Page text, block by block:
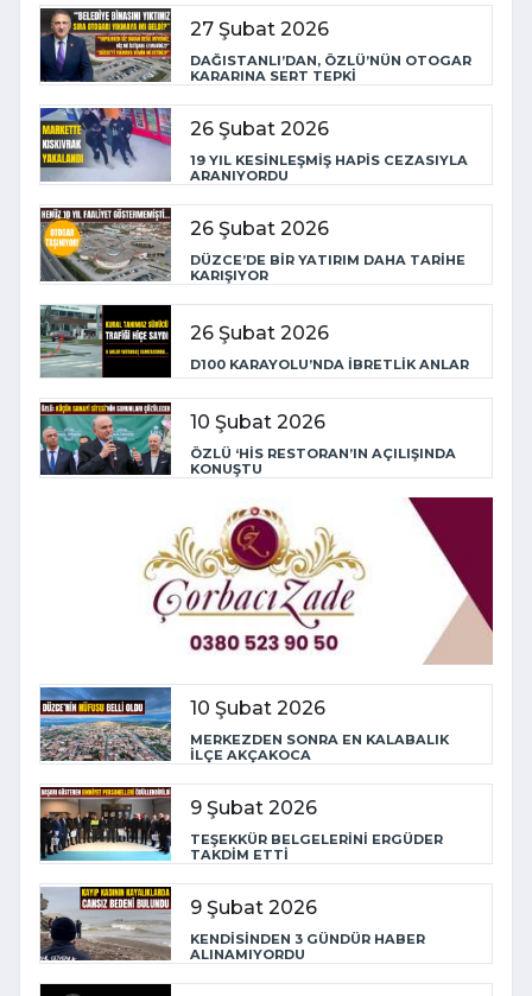
27 Şubat 2026
DAĞISTANLI’DAN, ÖZLÜ’NÜN OTOGAR
KARARINA SERT TEPKİ
26 Şubat 2026
19 YIL KESİNLEŞMİŞ HAPİS CEZASIYLA
ARANIYORDU
26 Şubat 2026
DÜZCE’DE BİR YATIRIM DAHA TARİHE
KARIŞIYOR
26 Şubat 2026
D100 KARAYOLU’NDA İBRETLİK ANLAR
10 Şubat 2026
ÖZLÜ ‘HİS RESTORAN’IN AÇILIŞINDA
KONUŞTU
10 Şubat 2026
MERKEZDEN SONRA EN KALABALIK
İLÇE AKÇAKOCA
9 Şubat 2026
TEŞEKKÜR BELGELERİNİ ERGÜDER
TAKDİM ETTİ
9 Şubat 2026
KENDİSİNDEN 3 GÜNDÜR HABER
ALINAMIYORDU